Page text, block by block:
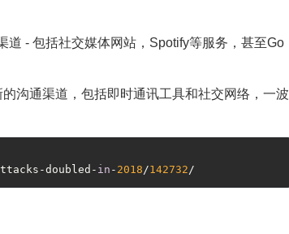
- 包括社交媒体网站， Spotify等服务 ，甚至Go
沟通渠道，包括即时通讯工具和社交网络，一波
doubled- in - 2018 /142732 /